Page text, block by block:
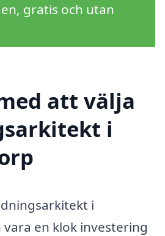
gratis och utan
att välja
i
i
en klok investering